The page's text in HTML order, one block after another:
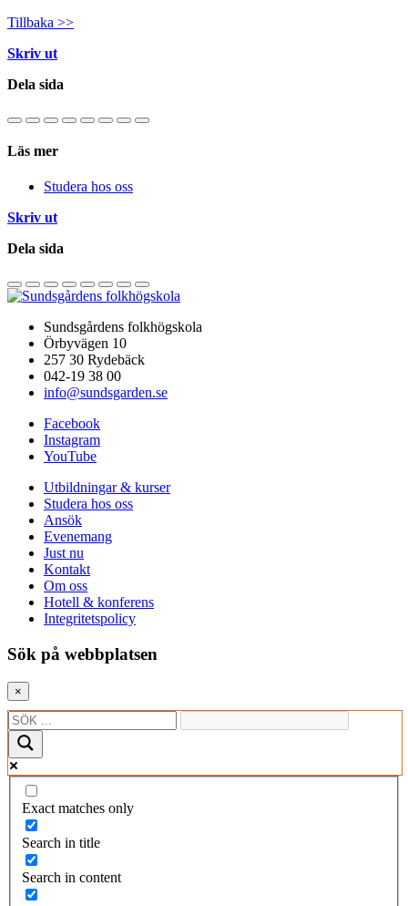
Tillbaka >>
Skriv ut
Dela sida
Läs mer
Studera hos oss
Skriv ut
Dela sida
Sundsgårdens folkhögskola
Örbyvägen 10
257 30 Rydebäck
042-19 38 00
info@sundsgarden.se
Facebook
Instagram
YouTube
Utbildningar & kurser
Studera hos oss
Ansök
Evenemang
Just nu
Kontakt
Om oss
Hotell & konferens
Integritetspolicy
Sök på webbplatsen
×
Exact matches only
Search in title
Search in content